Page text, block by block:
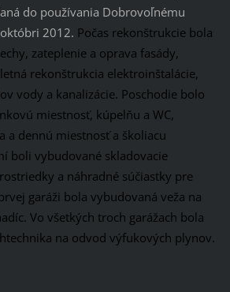
do používania Dobrovoľnému
2012. Počas rekonštrukcie bola
zateplenie a oprava fasády,
rekonštrukcia elektroinštalácie,
vody a kanalizácie. Poschodie bolo
miestnosť, kúpelňu a WC,
a dennú miestnosť a školiacu
boli vybudované skladovacie
a náhradné súčiastky pre
garáži bola vybudovaná veža na
Vo všetkých troch garážach bola
na odvod výfukových plynov.